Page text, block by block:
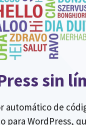
sin
automático de
para WordPress,